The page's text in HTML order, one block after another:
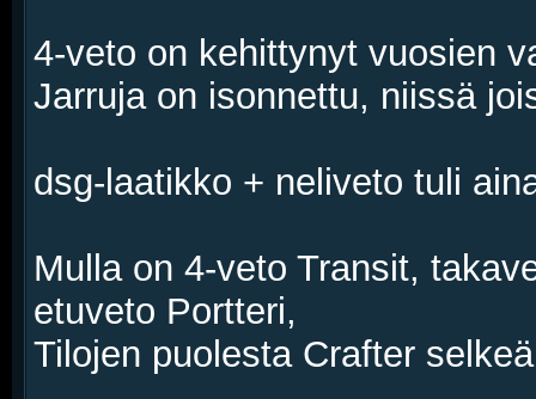
4-veto on kehittynyt vuosien
Jarruja on isonnettu, niissä
dsg-laatikko + neliveto tuli
Mulla on 4-veto Transit,
etuveto Portteri,
Tilojen puolesta Crafter